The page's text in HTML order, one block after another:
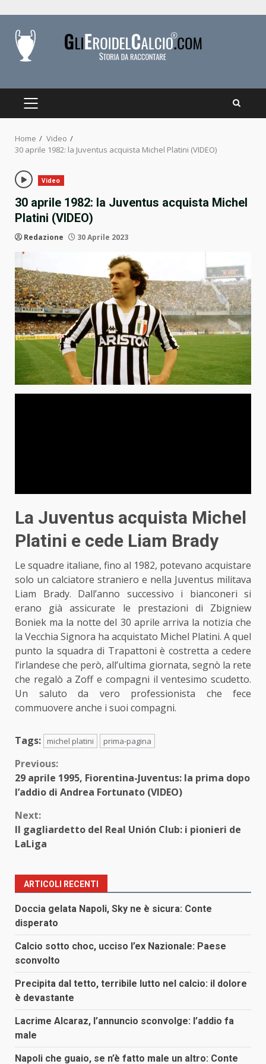
content
PRIMARY
Home
Video
30 aprile 1982: la Juventus acquista Michel Platini (VIDEO)
Video
30 aprile 1982: la Juventus acquista Michel
Platini (VIDEO)
Redazione 30 Aprile 2023
La Juventus acquista Michel
Platini e cede Liam Brady
Le squadre italiane, fino al 1982, potevano acquistare
solo un calciatore straniero e nella Juventus militava
Liam Brady. Dall’anno successivo i bianconeri si
erano già assicurate le prestazioni di Zbigniew
Boniek ma la notte del 30 aprile arriva la notizia che
la Vecchia Signora ha acquistato Michel Platini. A quel
punto la squadra di Trapattoni è costretta a cedere
l’irlandese che però, all’ultima giornata, segnò la rete
che regalò a Zoff e compagni il ventesimo scudetto.
Un saluto da vero professionista che fece
commuovere anche i suoi compagni.
Tags: michel platini prima-pagina
Continue
Reading
Previous:
29 aprile 1995, Fiorentina-Juventus: la prima dopo
l’addio di Andrea Fortunato (VIDEO)
Next:
Il gagliardetto del Real Unión Club: i pionieri de
LaLiga
ARTICOLI RECENTI
Doccia gelata Napoli, Sky ne è sicura: Conte
disperato
Calcio sotto choc, ucciso l’ex Nazionale: Paese
sconvolto
Precipita dal tetto, terribile lutto nel calcio: il dolore
è devastante
Lacrime Alcaraz, l’annuncio sconvolge: l’addio fa
male
Napoli che guaio, se n’è fatto male un altro: Conte